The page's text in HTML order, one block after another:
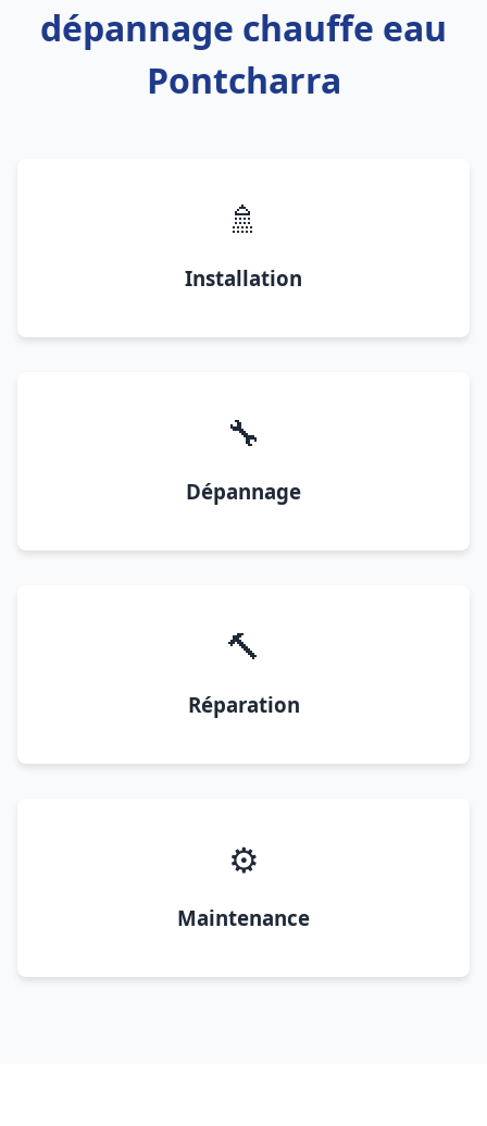
dépannage chauffe eau
Pontcharra
🚿
Installation
🔧
Dépannage
🔨
Réparation
⚙️
Maintenance